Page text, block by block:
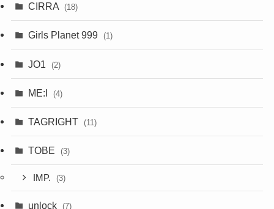
CIRRA (18)
Girls Planet 999 (1)
JO1 (2)
ME:I (4)
TAGRIGHT (11)
TOBE (3)
IMP. (3)
unlock (7)